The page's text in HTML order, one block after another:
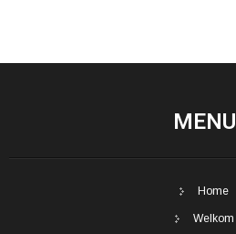
MENU
Home
Welkom